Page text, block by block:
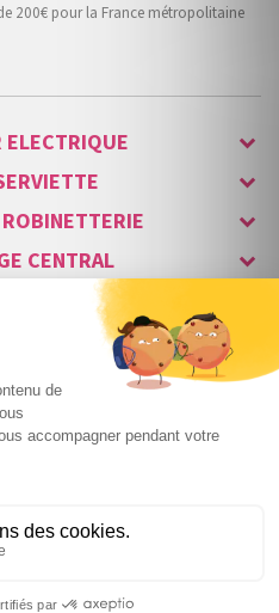
,79 €
200€ pour la France métropolitaine
ELECTRIQUE
CENTRAL
SÉCURITÉ
INTERPHONE
ECLAIRAGE